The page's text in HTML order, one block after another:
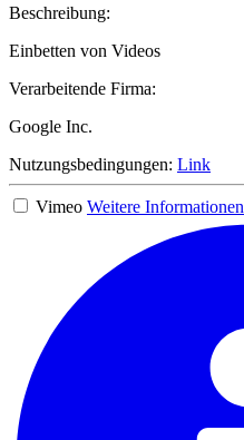
Beschreibung:
Einbetten von Videos
Verarbeitende Firma:
Google Inc.
Nutzungsbedingungen: Link
Vimeo Weitere Informationen